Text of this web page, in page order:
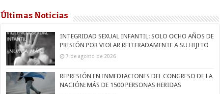
Últimas Noticias
INTEGRIDAD SEXUAL INFANTIL: SOLO OCHO AÑOS DE
PRISIÓN POR VIOLAR REITERADAMENTE A SU HIJITO
7 de agosto de 2026
REPRESIÓN EN INMEDIACIONES DEL CONGRESO DE LA
NACIÓN: MÁS DE 1500 PERSONAS HERIDAS